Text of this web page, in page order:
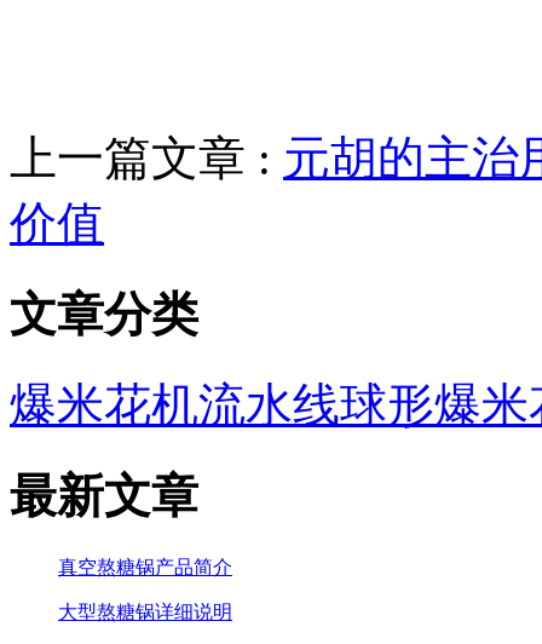
上一篇文章 : 元胡的主治
价值
文章分类
爆米花机流水线球形爆米
最新文章
真空熬糖锅产品简介
大型熬糖锅详细说明